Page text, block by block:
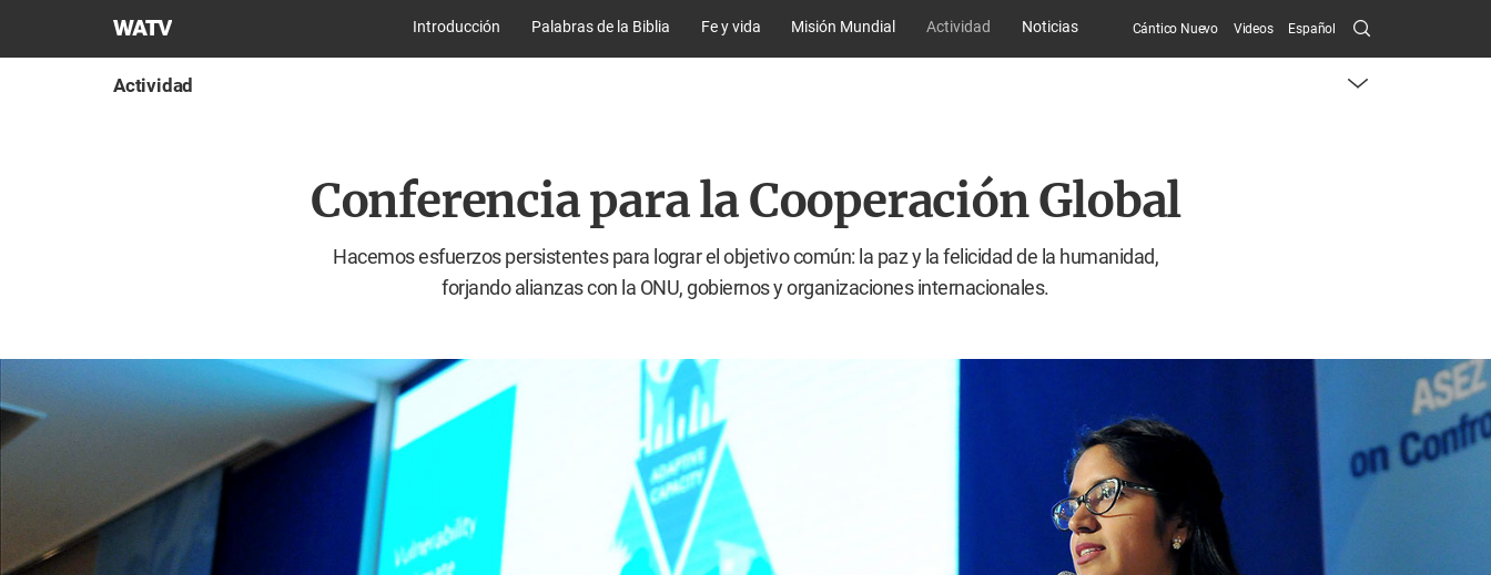
Iglesia
Dios
Introducción Palabras de la Biblia Fe y vida Misión Mundial Actividad Noticias Cántico Nuevo Videos Español Search
Submit
Actividad
Conferencia para la Cooperación Global
Hacemos esfuerzos persistentes para lograr el objetivo común: la paz y la felicidad de la humanidad,
forjando alianzas con la ONU, gobiernos y organizaciones internacionales.